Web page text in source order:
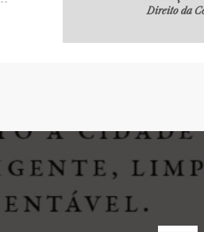
Direito da